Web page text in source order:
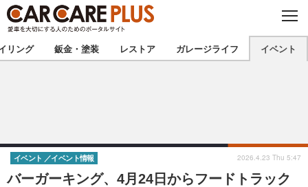
C
O
S
E
★カーケアプラス認定★ 厳選プロショップを地域から探す
甲信越 北陸
東海 関西
リング 鈑金・塗装 レストア ガレージライフ イベント
バーガーキング、4月24日からフードトラック
イベント イベント情報 2026.4.23 Thu 5:47